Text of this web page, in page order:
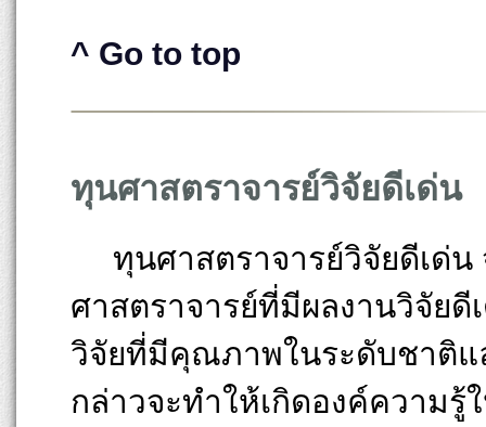
^ Go to top
ทุนศาสตราจารย์วิจัยดีเด่น
ทุนศาสตราจารย์วิจัยดีเด่
ศาสตราจารย์ที่มีผลงานวิจัย
วิจัยที่มีคุณภาพในระดับชาติแ
กล่าวจะทำให้เกิดองค์ความ